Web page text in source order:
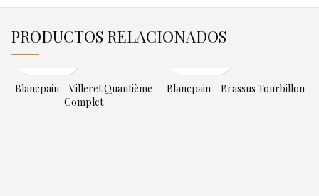
PRODUCTOS RELACIONADOS
Blancpain – Villeret Quantième
Complet
Blancpain – Brassus Tourbillon